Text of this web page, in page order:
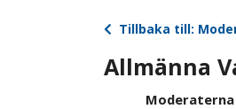
Tillbaka till:
Allmänna
Moderaterna